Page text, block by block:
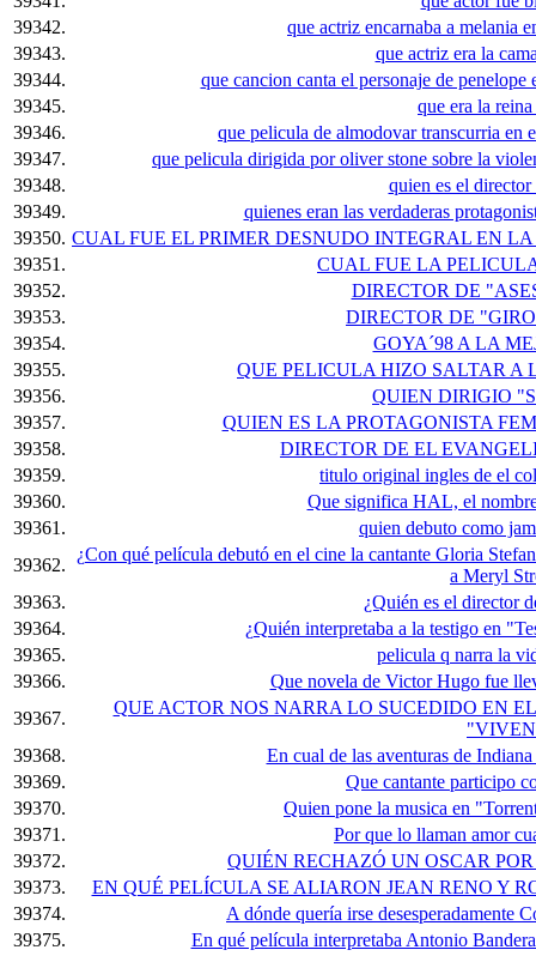
39342.
que actriz encarnaba a melania
39343.
que actriz era la
39344.
que cancion canta el personaje de
39345.
que era la
39346.
que pelicula de almodovar transcurria en
39347.
que pelicula dirigida por oliver stone sobre la
39348.
quien es el
39349.
quienes eran las verdaderas
39350. CUAL FUE EL PRIMER DESNUDO INTEGRAL EN
39351.
CUAL FUE LA
39352.
DIRECTOR DE
39353.
DIRECTOR DE
39354.
GOYA´98 A LA
39355.
QUE PELICULA HIZO SALTAR A
39356.
QUIEN DIRIGIO
39357.
QUIEN ES LA PROTAGONISTA
39358.
DIRECTOR DE EL
39359.
titulo original ingles de el
39360.
Que significa HAL, el
39361.
quien debuto como
39362.
¿Con qué película debutó en el cine la cantante Gloria
a Meryl
39363.
¿Quién es el director
39364.
¿Quién interpretaba a la testigo en
39365.
pelicula q narra la
39366.
Que novela de Victor Hugo fue
39367.
QUE ACTOR NOS NARRA LO SUCEDIDO EN
39368.
En cual de las aventuras de
39369.
Que cantante participo
39370.
Quien pone la musica en
39371.
Por que lo llaman amor
39372.
QUIÉN RECHAZÓ UN OSCAR
39373.
EN QUÉ PELÍCULA SE ALIARON JEAN RENO Y
39374.
A dónde quería irse desesperadamente
39375.
En qué película interpretaba Antonio